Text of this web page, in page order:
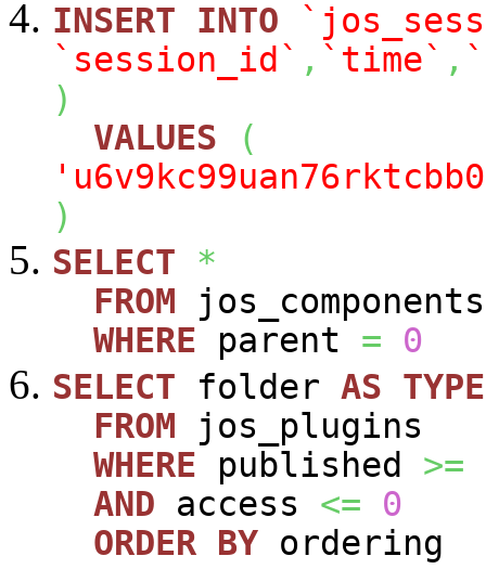
INSERT
INTO
`session_id` , `time` ,
)
VALUES
(
)
SELECT
*
FROM jos_components
WHERE parent =
0
SELECT folder AS TYPE
FROM jos_plugins
WHERE published >=
AND access <=
0
ORDER BY ordering